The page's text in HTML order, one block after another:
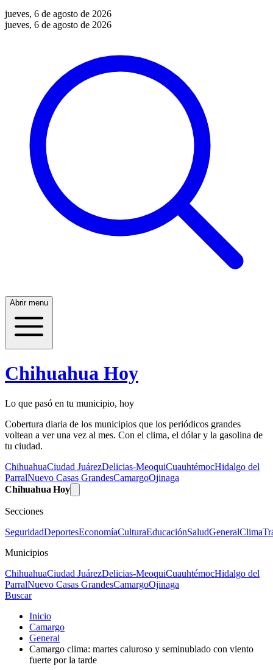
jueves, 6 de agosto de 2026
jueves, 6 de agosto de 2026
Abrir menu
Chihuahua Hoy
Lo que pasó en tu municipio, hoy
Cobertura diaria de los municipios que los periódicos grandes
voltean a ver una vez al mes. Con el clima, el dólar y la gasolina de
tu ciudad.
ChihuahuaCiudad JuárezDelicias-MeoquiCuauhtémocHidalgo del
ParralNuevo Casas GrandesCamargoOjinaga
Chihuahua Hoy
Secciones
SeguridadDeportesEconomíaCulturaEducaciónSaludGeneralClima
Municipios
ChihuahuaCiudad JuárezDelicias-MeoquiCuauhtémocHidalgo del
ParralNuevo Casas GrandesCamargoOjinaga
Buscar
Inicio
Camargo
General
Camargo clima: martes caluroso y seminublado con viento
fuerte por la tarde